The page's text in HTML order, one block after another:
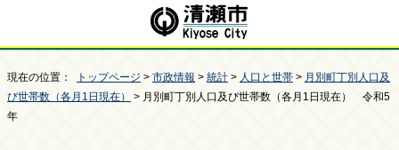
現在の位置： トップページ > 市政情報 > 統計 > 人口と世帯 > 月別町丁別人口及
び世帯数（各月1日現在）
> 月別町丁別人口及び世帯数（各月1日現在） 令和5
年